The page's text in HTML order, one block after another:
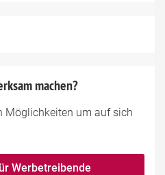
machen?
Möglichkeiten um auf sich
Werbetreibende